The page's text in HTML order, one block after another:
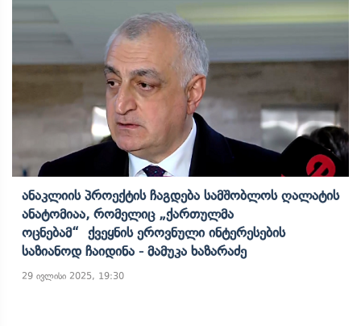
Ანაკლიის Პროექტის Ჩაგდება Სამშობლოს Ღალატის
Ანატომიაა, Რომელიც „ქართულმა
Ოცნებამ“ Ქვეყნის Ეროვნული Ინტერესების
Საზიანოდ Ჩაიდინა - Მამუკა Ხაზარაძე
29 ივლისი 2025, 19:30